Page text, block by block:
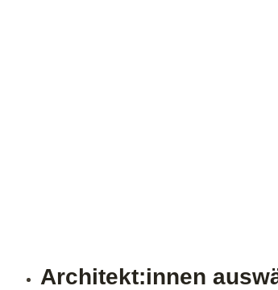
Architekt:innen